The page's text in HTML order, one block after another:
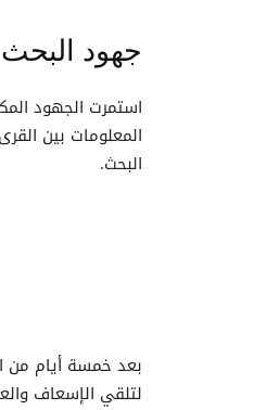
جهود
استمرت الجهود
المعلومات بين
البحث.
بعد خمسة أيام من
لتلقي الإسعاف